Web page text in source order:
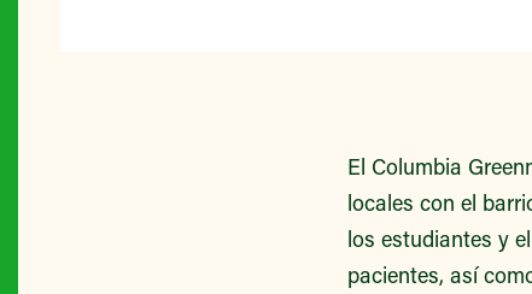
El Columbia
locales con el
los estudiantes y
pacientes, así